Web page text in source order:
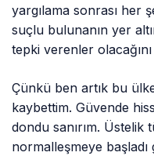
yargılama sonrası her
suçlu bulunanın yer
tepki verenler
Çünkü ben artık bu
kaybettim. Güvende
dondu sanırım. Üstelik
normalleşmeye